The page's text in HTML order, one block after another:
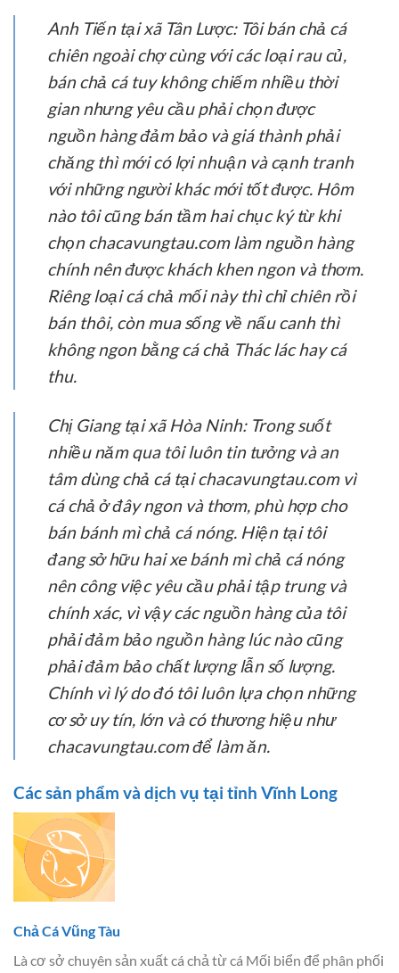
Anh Tiến tại xã Tân Lược:Tôi bán chả cá
chiên ngoài chợ cùng với các loại rau củ,
bán chả cá tuy không chiếm nhiều thời
gian nhưng yêu cầu phải chọn được
nguồn hàng đảm bảo và giá thành phải
chăng thì mới có lợi nhuận và cạnh tranh
với những người khác mới tốt được. Hôm
nào tôi cũng bán tầm hai chục ký từ khi
chọn chacavungtau.com làm nguồn hàng
chính nên được khách khen ngon và thơm.
Riêng loại cá chả mối này thì chỉ chiên rồi
bán thôi, còn mua sống về nấu canh thì
không ngon bằng cá chả Thác lác hay cá
thu.
Chị Giang tại xã Hòa Ninh:Trong suốt
nhiều năm qua tôi luôn tin tưởng và an
tâm dùng chả cá tại chacavungtau.com vì
cá chả ở đây ngon và thơm, phù hợp cho
bán bánh mì chả cá nóng. Hiện tại tôi
đang sở hữu hai xe bánh mì chả cá nóng
nên công việc yêu cầu phải tập trung và
chính xác, vì vậy các nguồn hàng của tôi
phải đảm bảo nguồn hàng lúc nào cũng
phải đảm bảo chất lượng lẫn số lượng.
Chính vì lý do đó tôi luôn lựa chọn những
cơ sở uy tín, lớn và có thương hiệu như
chacavungtau.com để làm ăn.
Các sản phẩm và dịch vụ tại tỉnh Vĩnh Long
Chả Cá Vũng Tàu
Là cơ sở chuyên sản xuất cá chả từ cá Mối biển để phân phối